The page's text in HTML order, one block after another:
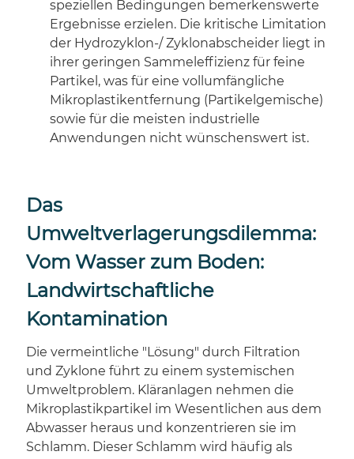
speziellen Bedingungen bemerkenswerte
Ergebnisse erzielen. Die kritische Limitation
der Hydrozyklon-/ Zyklonabscheider liegt in
ihrer geringen Sammeleffizienz für feine
Partikel, was für eine vollumfängliche
Mikroplastikentfernung (Partikelgemische)
sowie für die meisten industrielle
Anwendungen nicht wünschenswert ist.
Das
Umweltverlagerungsdilemma:
Vom Wasser zum Boden:
Landwirtschaftliche
Kontamination
Die vermeintliche "Lösung" durch Filtration
und Zyklone führt zu einem systemischen
Umweltproblem. Kläranlagen nehmen die
Mikroplastikpartikel im Wesentlichen aus dem
Abwasser heraus und konzentrieren sie im
Schlamm. Dieser Schlamm wird häufig als